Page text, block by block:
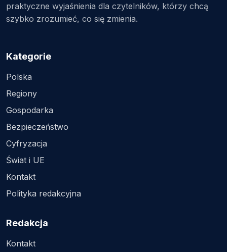
praktyczne wyjaśnienia dla czytelników, którzy chcą
szybko zrozumieć, co się zmienia.
Kategorie
Polska
Regiony
Gospodarka
Bezpieczeństwo
Cyfryzacja
Świat i UE
Kontakt
Polityka redakcyjna
Redakcja
Kontakt